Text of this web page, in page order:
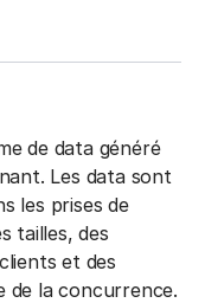
de data généré
Les data sont
les prises de
tailles, des
et des
de la concurrence.